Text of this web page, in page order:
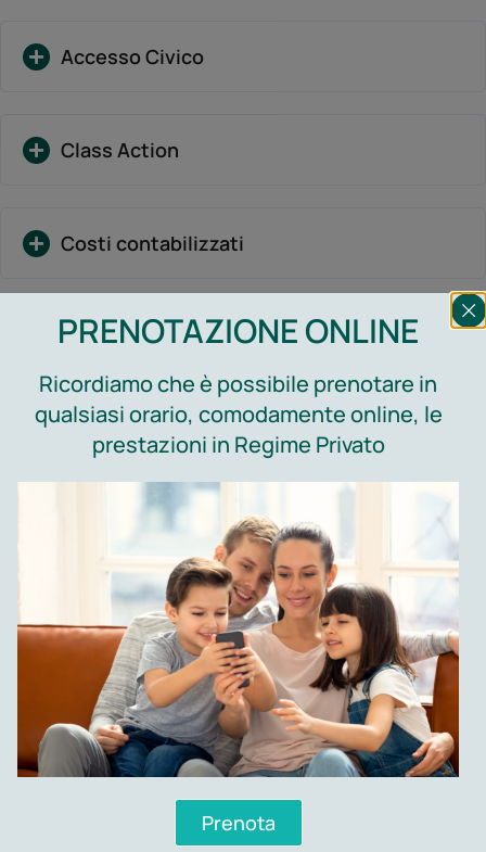
Accesso Civico
Class Action
Costi contabilizzati
Sovvenzioni, contributi, sussidi, vantaggi
economici
Whistleblowing
Questionario di Gradimento – Rilevazione 2024
Il Data Protection Officer èLecis Cannella Grassi Studio
Legale Associato, raggiungibile scrivendo a
privacy@gruppocidimu.it
PRENOTAZIONE ONLINE
Ricordiamo che è possibile prenotare in
qualsiasi orario, comodamente online, le
prestazioni in Regime Privato
Prenota